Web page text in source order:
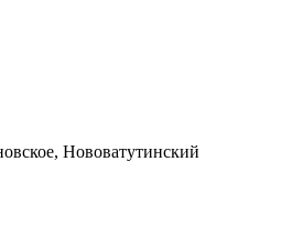
Нововатутинский